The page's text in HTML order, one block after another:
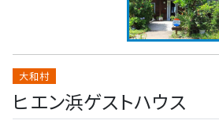
大和村
ヒエン浜ゲストハウス